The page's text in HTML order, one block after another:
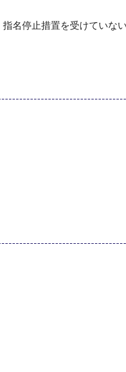
名停止措置を受けていな